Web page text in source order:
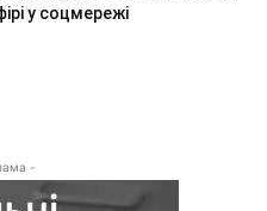
у соцмережі
-